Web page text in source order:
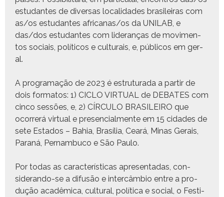
estu­dantes de diver­sas local­i­dades brasileiras com
as/os estu­dantes africanas/os da UNILAB, e
das/dos estu­dantes com lid­er­anças de movi­men­
tos soci­ais, políti­cos e cul­tur­ais, e, públi­cos em ger­
al.
A pro­gra­mação de 2023 é estru­tu­ra­da a par­tir de
dois for­matos: 1) CICLO VIRTUAL de DEBATES com
cin­co sessões, e, 2) CÍRCULO BRASILEIRO que
ocor­rerá vir­tu­al e pres­en­cial­mente em 15 cidades de
sete Esta­dos – Bahia, Brasília, Ceará, Minas Gerais,
Paraná, Per­nam­bu­co e São Paulo.
Por todas as car­ac­terís­ti­cas apre­sen­tadas, con­
sideran­do-se a difusão e inter­câm­bio entre a pro­
dução acadêmi­ca, cul­tur­al, políti­ca e social, o Fes­ti­